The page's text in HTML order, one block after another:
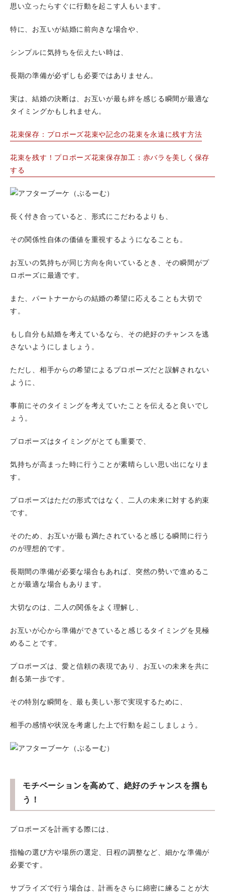
思い立ったらすぐに行動を起こす人もいます。
特に、お互いが結婚に前向きな場合や、
シンプルに気持ちを伝えたい時は、
長期の準備が必ずしも必要ではありません。
実は、結婚の決断は、お互いが最も絆を感じる瞬間が最適な
タイミングかもしれません。
花束保存：プロポーズ花束や記念の花束を永遠に残す方法
花束を残す！プロポーズ花束保存加工：赤バラを美しく保存
する
長く付き合っていると、形式にこだわるよりも、
その関係性自体の価値を重視するようになることも。
お互いの気持ちが同じ方向を向いているとき、その瞬間がプ
ロポーズに最適です。
また、パートナーからの結婚の希望に応えることも大切で
す。
もし自分も結婚を考えているなら、その絶好のチャンスを逃
さないようにしましょう。
ただし、相手からの希望によるプロポーズだと誤解されない
ように、
事前にそのタイミングを考えていたことを伝えると良いでし
ょう。
プロポーズはタイミングがとても重要で、
気持ちが高まった時に行うことが素晴らしい思い出になりま
す。
プロポーズはただの形式ではなく、二人の未来に対する約束
です。
そのため、お互いが最も満たされていると感じる瞬間に行う
のが理想的です。
長期間の準備が必要な場合もあれば、突然の勢いで進めるこ
とが最適な場合もあります。
大切なのは、二人の関係をよく理解し、
お互いが心から準備ができていると感じるタイミングを見極
めることです。
プロポーズは、愛と信頼の表現であり、お互いの未来を共に
創る第一歩です。
その特別な瞬間を、最も美しい形で実現するために、
相手の感情や状況を考慮した上で行動を起こしましょう。
モチベーションを高めて、絶好のチャンスを掴も
う！
プロポーズを計画する際には、
指輪の選び方や場所の選定、日程の調整など、細かな準備が
必要です。
サプライズで行う場合は、計画をさらに綿密に練ることが大